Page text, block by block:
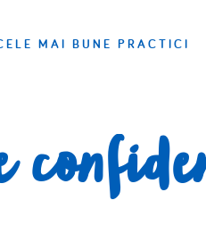
MAI BUNE PRACTICI